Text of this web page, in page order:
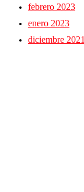
febrero 2023
enero 2023
diciembre 2021